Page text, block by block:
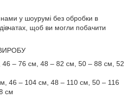
нами у шоурумі без обробки в
щоб ви могли побачити
46 – 76 см, 48 – 82 см, 50 – 88 см, 52
46 – 104 см, 48 – 110 см, 50 – 116
см